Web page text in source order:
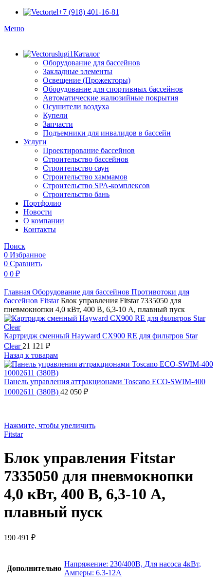
+7 (918) 401-16-81
Меню
Каталог
Оборудование для бассейнов
Закладные элементы
Освещение (Прожекторы)
Оборудование для спортивных бассейнов
Автоматические жалюзийные покрытия
Осушители воздуха
Купели
Запчасти
Подъемники для инвалидов в бассейн
Услуги
Проектирование бассейнов
Строительство бассейнов
Строительство саун
Строительство хаммамов
Строительство SPA-комплексов
Строительство бань
Портфолио
Новости
O компании
Контакты
Поиск
0 Избранное
0 Сравнить
0 0 ₽
Главная Оборудование для бассейнов Противотоки для
бассейнов FitstarБлок управления Fitstar 7335050 для
пневмокнопки 4,0 кВт, 400 В, 6,3-10 А, плавный пуск
Картридж сменный Hayward CX900 RE для фильтров Star
Clear 21 121 ₽
Назад к товарам
Панель управления аттракционами Toscano ECO-SWIM-400
10002611 (380В) 42 050 ₽
Нажмите, чтобы увеличить
Fitstar
Блок управления Fitstar
7335050 для пневмокнопки
4,0 кВт, 400 В, 6,3-10 А,
плавный пуск
190 491 ₽
Дополнительно
Напряжение: 230/400В, Для насоса 4кВт,
Амперы: 6.3-12А